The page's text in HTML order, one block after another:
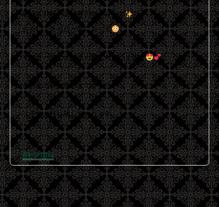
明日も16時～23時受付でおります
お会いできるのが楽しみです
マッサージでポカポカ癒しちゃいますよ
今月の出勤は明日までです(^-^)/
ご予約お待ち致しております。
By serina